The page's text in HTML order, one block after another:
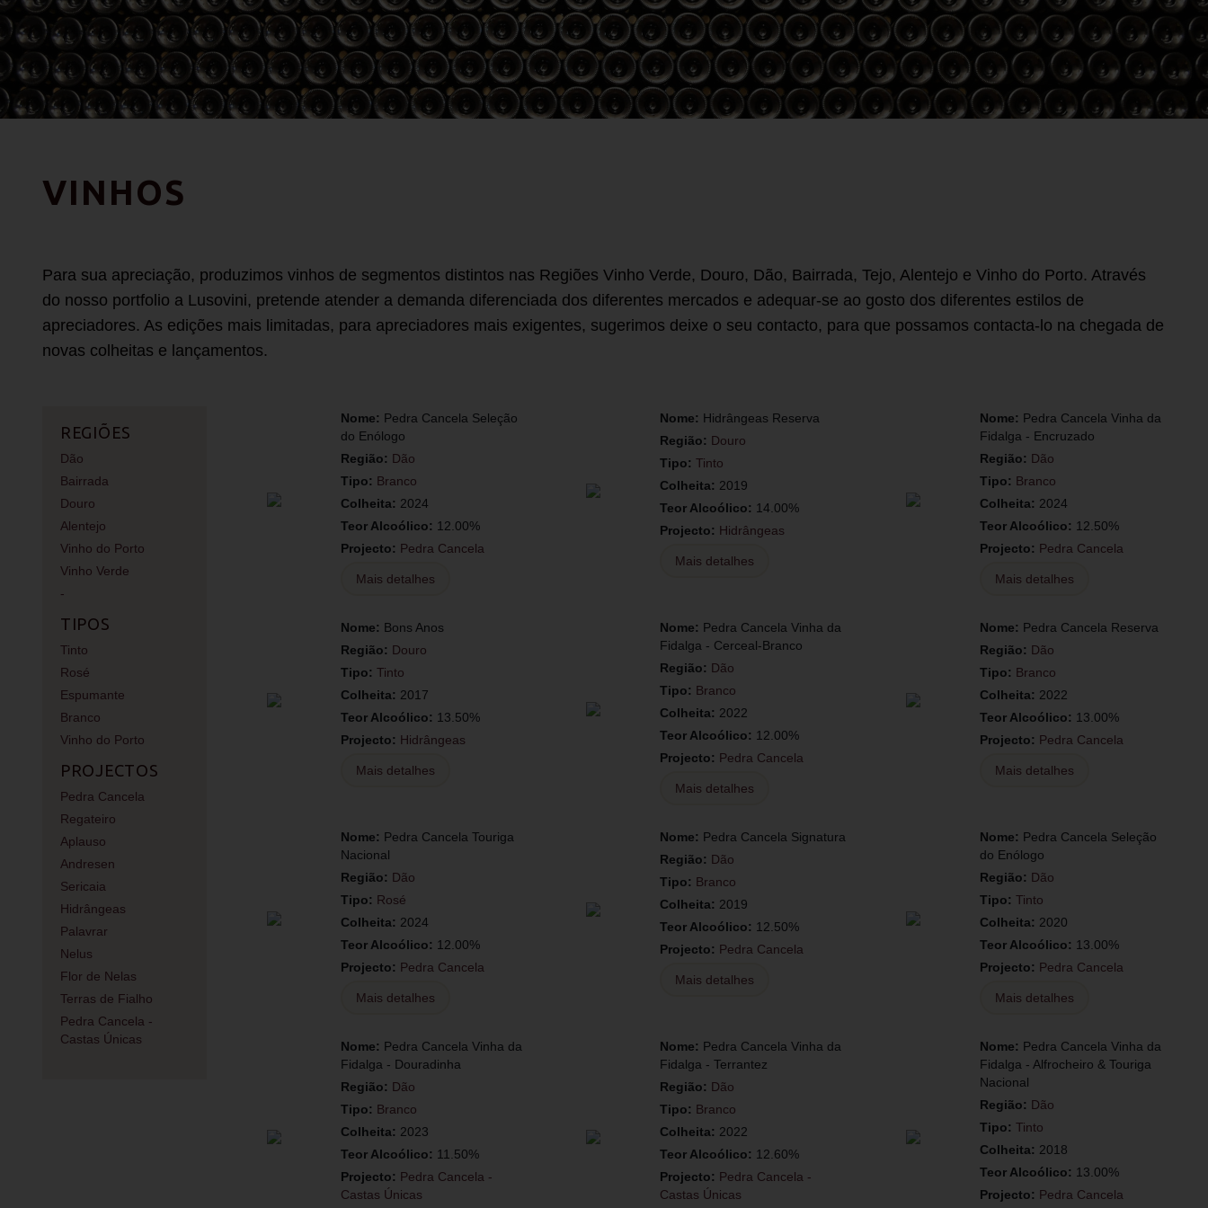
VINHOS
Para sua apreciação, produzimos vinhos de segmentos distintos nas Regiões Vinho Verde, Douro, Dão, Bairrada, Tejo, Alentejo e Vinho do Porto. Através
do nosso portfolio a Lusovini, pretende atender a demanda diferenciada dos diferentes mercados e adequar-se ao gosto dos diferentes estilos de
apreciadores. As edições mais limitadas, para apreciadores mais exigentes, sugerimos deixe o seu contacto, para que possamos contacta-lo na chegada de
novas colheitas e lançamentos.
REGIÕES
Dão
Bairrada
Douro
Alentejo
Vinho do Porto
Vinho Verde
-
TIPOS
Tinto
Rosé
Espumante
Branco
Vinho do Porto
PROJECTOS
Pedra Cancela
Regateiro
Aplauso
Andresen
Sericaia
Hidrângeas
Palavrar
Nelus
Flor de Nelas
Terras de Fialho
Pedra Cancela -
Castas Únicas
Nome: Pedra Cancela Seleção
do Enólogo
Região: Dão
Tipo: Branco
Colheita: 2024
Teor Alcoólico: 12.00%
Projecto: Pedra Cancela
Mais detalhes
Nome: Hidrângeas Reserva
Região: Douro
Tipo:Tinto
Colheita: 2019
Teor Alcoólico: 14.00%
Projecto: Hidrângeas
Mais detalhes
Nome: Pedra Cancela Vinha da
Fidalga - Encruzado
Região: Dão
Tipo: Branco
Colheita: 2024
Teor Alcoólico: 12.50%
Projecto: Pedra Cancela
Mais detalhes
Nome: Bons Anos
Região: Douro
Tipo: Tinto
Colheita: 2017
Teor Alcoólico: 13.50%
Projecto: Hidrângeas
Mais detalhes
Nome: Pedra Cancela Vinha da
Fidalga - Cerceal-Branco
Região: Dão
Tipo: Branco
Colheita: 2022
Teor Alcoólico: 12.00%
Projecto: Pedra Cancela
Mais detalhes
Nome: Pedra Cancela Reserva
Região: Dão
Tipo: Branco
Colheita: 2022
Teor Alcoólico: 13.00%
Projecto: Pedra Cancela
Mais detalhes
Nome: Pedra Cancela Touriga
Nacional
Região: Dão
Tipo: Rosé
Colheita: 2024
Teor Alcoólico: 12.00%
Projecto: Pedra Cancela
Mais detalhes
Nome: Pedra Cancela Signatura
Região: Dão
Tipo: Branco
Colheita: 2019
Teor Alcoólico: 12.50%
Projecto: Pedra Cancela
Mais detalhes
Nome: Pedra Cancela Seleção
do Enólogo
Região: Dão
Tipo: Tinto
Colheita: 2020
Teor Alcoólico: 13.00%
Projecto: Pedra Cancela
Mais detalhes
Nome: Pedra Cancela Vinha da
Fidalga - Douradinha
Região: Dão
Tipo: Branco
Colheita: 2023
Teor Alcoólico: 11.50%
Projecto: Pedra Cancela -
Castas Únicas
Nome: Pedra Cancela Vinha da
Fidalga - Terrantez
Região: Dão
Tipo: Branco
Colheita: 2022
Teor Alcoólico: 12.60%
Projecto: Pedra Cancela -
Castas Únicas
Nome: Pedra Cancela Vinha da
Fidalga - Alfrocheiro & Touriga
Nacional
Região: Dão
Tipo: Tinto
Colheita: 2018
Teor Alcoólico: 13.00%
Projecto: Pedra Cancela